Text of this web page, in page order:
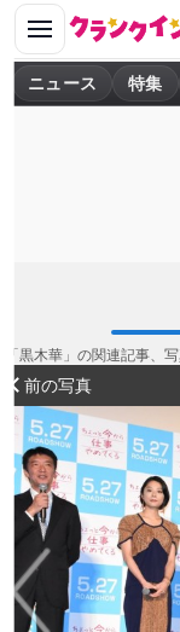
ニュース 特集
「黒木華」の関連記事、
前の写真